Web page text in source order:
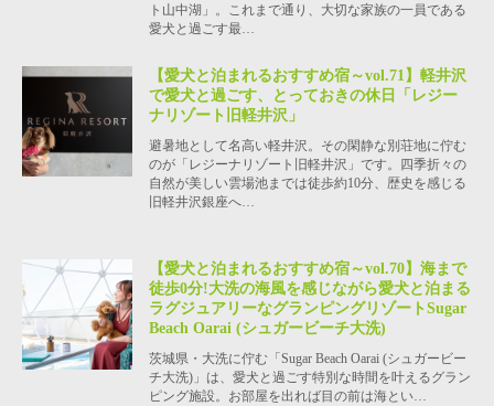
ト山中湖」。これまで通り、大切な家族の一員である
愛犬と過ごす最…
【愛犬と泊まれるおすすめ宿～vol.71】軽井沢
で愛犬と過ごす、とっておきの休日「レジー
ナリゾート旧軽井沢」
避暑地として名高い軽井沢。その閑静な別荘地に佇む
のが「レジーナリゾート旧軽井沢」です。四季折々の
自然が美しい雲場池までは徒歩約10分、歴史を感じる
旧軽井沢銀座へ…
【愛犬と泊まれるおすすめ宿～vol.70】海まで
徒歩0分!大洗の海風を感じながら愛犬と泊まる
ラグジュアリーなグランピングリゾートSugar
Beach Oarai (シュガービーチ大洗)
茨城県・大洗に佇む「Sugar Beach Oarai (シュガービー
チ大洗)」は、愛犬と過ごす特別な時間を叶えるグラン
ピング施設。お部屋を出れば目の前は海とい…